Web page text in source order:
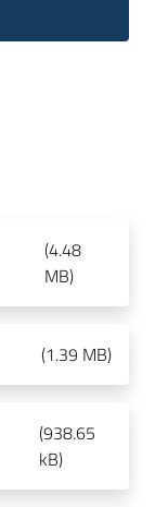
(4.48
MB)
(1.39 MB)
(938.65
kB)